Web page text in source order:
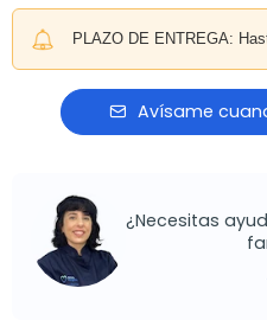
PLAZO DE ENTREGA:
Avísame
¿Necesitas